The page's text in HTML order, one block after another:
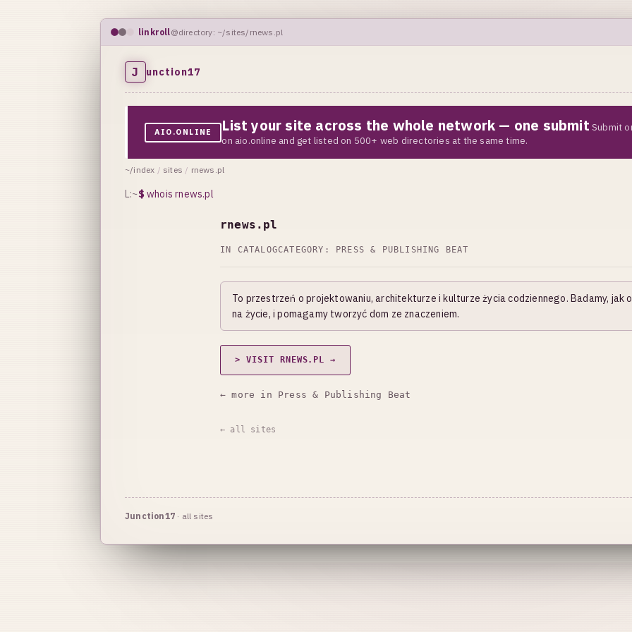
linkroll@directory: ~/sites/rnews.pl
J unction17
AIO.ONLINE List your site across the whole network — one submit Submit
on aio.online and get listed on 500+ web directories at the same time.
~/index / sites / rnews.pl
L:~$ whois rnews.pl
rnews.pl
IN CATALOGCATEGORY: PRESS & PUBLISHING BEAT
To przestrzeń o projektowaniu, architekturze i kulturze życia codziennego. Badamy, jak
na życie, i pomagamy tworzyć dom ze znaczeniem.
> VISIT RNEWS.PL →
← more in Press & Publishing Beat
← all sites
Junction17 · all sites